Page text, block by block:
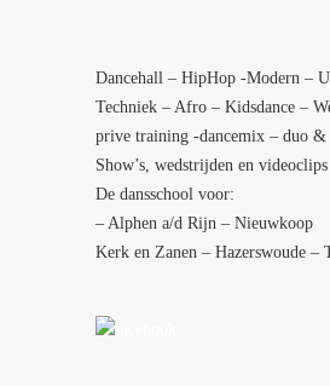
Dancehall – HipHop -Modern –
Techniek – Afro – Kidsdance –
prive training -dancemix – duo
Show’s, wedstrijden en videoclips
De dansschool voor:
– Alphen a/d Rijn – Nieuwkoop
Kerk en Zanen – Hazerswoude –